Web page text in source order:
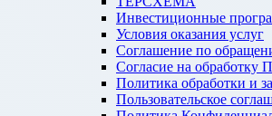
Инвестиционные
Условия оказания услуг
Соглашение по
Согласие на обработку
Политика обработки и
Пользовательское